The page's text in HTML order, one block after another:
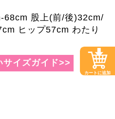
股上(前/後)32cm/
ヒップ57cm わたり
カートに追加